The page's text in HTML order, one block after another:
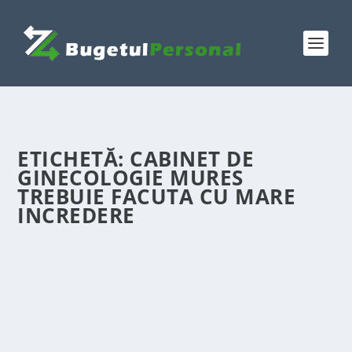
ETICHETĂ: CABINET DE
GINECOLOGIE MURES
TREBUIE FACUTA CU MARE
INCREDERE